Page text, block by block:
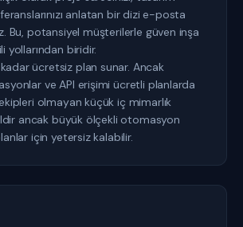
anlatan bir dizi e-posta
Bu, potansiyel müşterilerle güven inşa
yollarından biridir.
ücretsiz plan sunar. Ancak
ve API erişimi ücretli planlarda
olmayan küçük iç mimarlık
ancak büyük ölçekli otomasyon
için yetersiz kalabilir.